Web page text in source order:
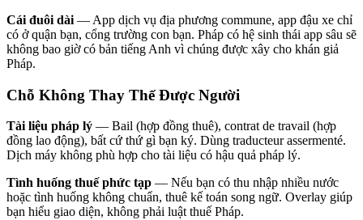
Cái đuôi dài — App dịch vụ địa phương commune, app đậu xe chỉ
có ở quận bạn, cổng trường con bạn. Pháp có hệ sinh thái app sâu sẽ
không bao giờ có bản tiếng Anh vì chúng được xây cho khán giả
Pháp.
Chỗ Không Thay Thế Được Người
Tài liệu pháp lý — Bail (hợp đồng thuê), contrat de travail (hợp
đồng lao động), bất cứ thứ gì bạn ký. Dùng traducteur assermenté.
Dịch máy không phù hợp cho tài liệu có hậu quả pháp lý.
Tình huống thuế phức tạp — Nếu bạn có thu nhập nhiều nước
hoặc tình huống không chuẩn, thuê kế toán song ngữ. Overlay giúp
bạn hiểu giao diện, không phải luật thuế Pháp.